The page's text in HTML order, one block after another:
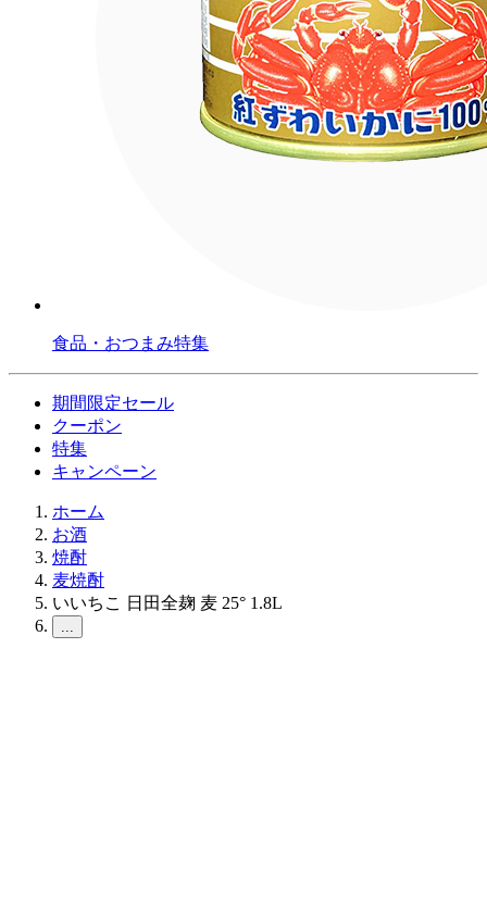
食品・おつまみ特集
期間限定セール
クーポン
特集
キャンペーン
ホーム
お酒
焼酎
麦焼酎
いいちこ 日田全麹 麦 25° 1.8L
...